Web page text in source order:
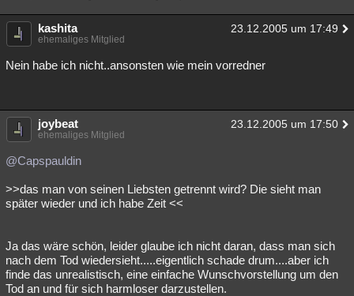
kashita 23.12.2005 um 17:49
ehemaliges Mitglied
Nein habe ich nicht..ansonsten wie mein vorredner
joybeat 23.12.2005 um 17:50
ehemaliges Mitglied
@Capspauldin
>>das man von seinen Liebsten getrennt wird? Die sieht man
später wieder und ich habe Zeit <<
Ja das wäre schön, leider glaube ich nicht daran, dass man sich
nach dem Tod wiedersieht.....eigentlich schade drum....aber ich
finde das unrealistisch, eine einfache Wunschvorstellung um den
Tod an und für sich harmloser darzustellen.